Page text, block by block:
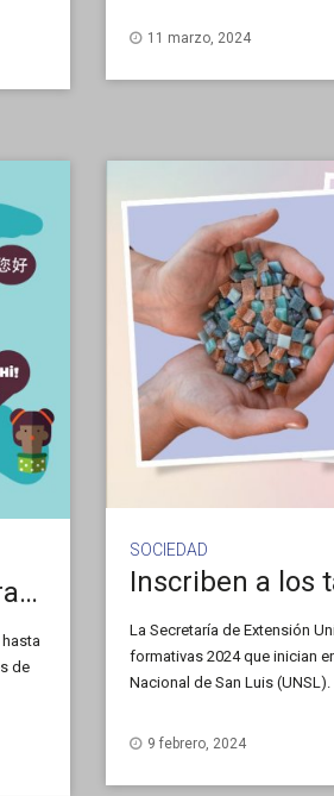
11 marzo, 2024
Dictarán los cursos libres de inglés, italiano, francés y portugués
de
a
SOCIEDAD
La Secretaría de Extensión
formativas 2024 que inician
Nacional de San Luis (UNSL).
9 febrero, 2024